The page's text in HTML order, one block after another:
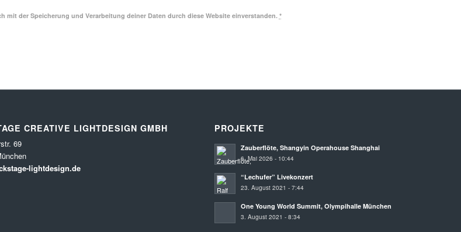
mit der Speicherung und Verarbeitung deiner Daten durch diese Website einverstanden. *
CREATIVE LIGHTDESIGN GMBH
69
lightdesign.de
PROJEKTE
Zauberflöte, Shangyin Operahouse Shanghai
6. Mai 2026 - 10:44
“Lechufer” Livekonzert
23. August 2021 - 7:44
One Young World Summit, Olympihalle München
3. August 2021 - 8:34